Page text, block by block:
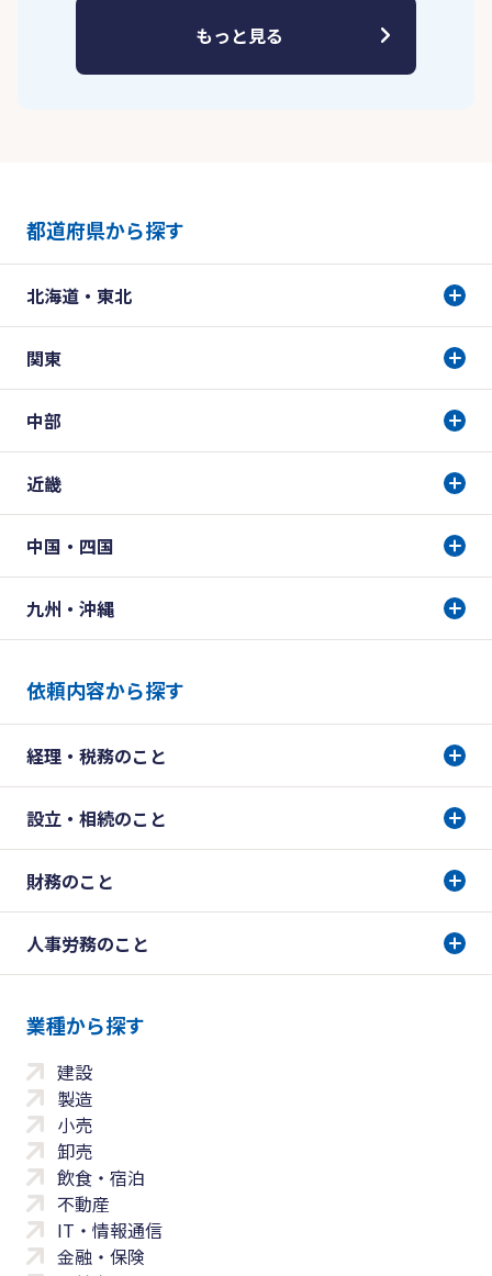
もっと見る
都道府県から探す
北海道・東北
関東
中部
近畿
中国・四国
九州・沖縄
依頼内容から探す
経理・税務のこと
設立・相続のこと
財務のこと
人事労務のこと
業種から探す
建設
製造
小売
卸売
飲食・宿泊
不動産
IT・情報通信
金融・保険